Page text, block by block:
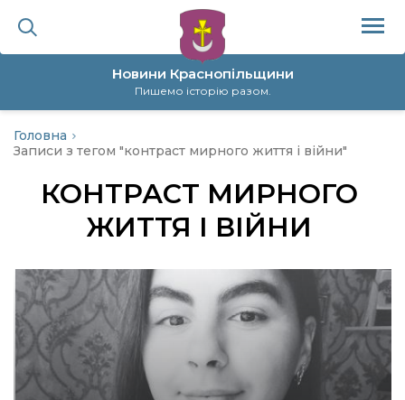
Новини Краснопільщини
Пишемо історію разом.
політика
Головна
Записи з тегом "контраст мирного життя і війни"
КОНТРАСТ МИРНОГО
ЖИТТЯ І ВІЙНИ